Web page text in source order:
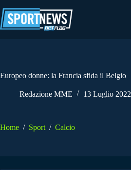
al
contenuto
Europeo donne: la Francia sfida il Belgio
Redazione MME 13 Luglio 2022
Home / Sport / Calcio